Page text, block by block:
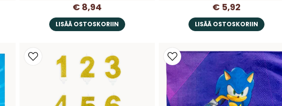
€ 8,94
LISÄÄ OSTOSKORIIN
€ 5,92
LISÄÄ OSTOSKORIIN